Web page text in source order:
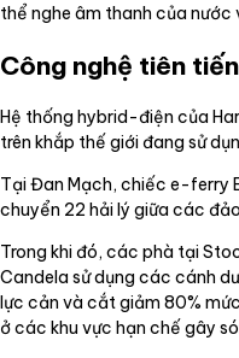
thể nghe âm thanh của
Công nghệ tiên
Hệ thống hybrid-điện của
trên khắp thế giới đang sử
Tại Đan Mạch, chiếc e-ferry
chuyển 22 hải lý giữa các
Trong khi đó, các phà tại
Candela sử dụng các cánh
lực cản và cắt giảm 80%
ở các khu vực hạn chế gây